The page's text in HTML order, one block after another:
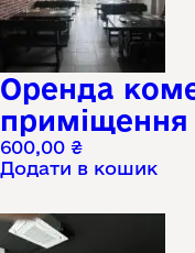
Оренда
приміщення
600,00 ₴
Додати в кошик